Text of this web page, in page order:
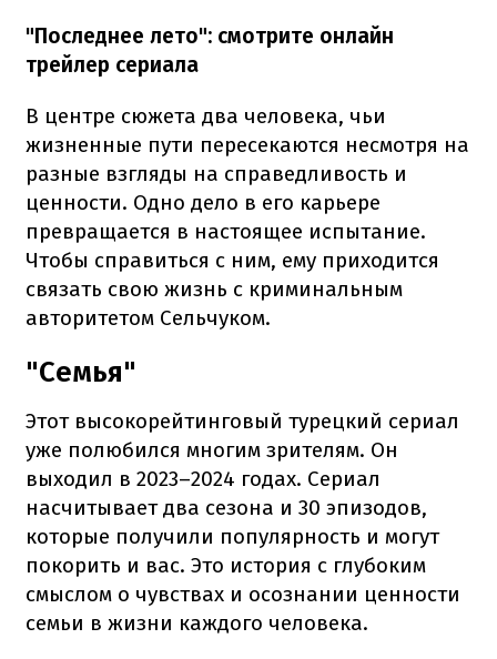
"Последнее лето": смотрите онлайн
трейлер сериала
В центре сюжета два человека, чьи
жизненные пути пересекаются несмотря на
разные взгляды на справедливость и
ценности. Одно дело в его карьере
превращается в настоящее испытание.
Чтобы справиться с ним, ему приходится
связать свою жизнь с криминальным
авторитетом Сельчуком.
"Семья"
Этот высокорейтинговый турецкий сериал
уже полюбился многим зрителям. Он
выходил в 2023–2024 годах. Сериал
насчитывает два сезона и 30 эпизодов,
которые получили популярность и могут
покорить и вас. Это история с глубоким
смыслом о чувствах и осознании ценности
семьи в жизни каждого человека.